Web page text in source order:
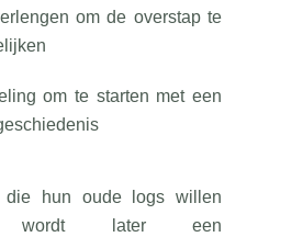
om de overstap te
om te starten met een
die hun oude logs willen
wordt later een